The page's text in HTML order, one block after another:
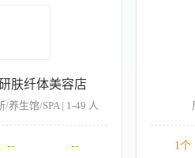
肤纤体美容店
养生馆/SPA | 1-49 人
-- -- 1个